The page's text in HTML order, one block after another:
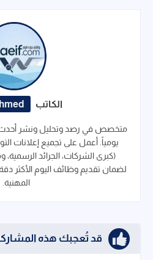
الكاتب
متخصص في رصد وتحليل ونشر أحدث
يومياً. أعمل على تجميع إعلانات
(كبرى الشركات، الجرائد الرسمية،
لضمان تقديم وظائف اليوم الأكثر
المهنية.
قد تُعجبك هذه